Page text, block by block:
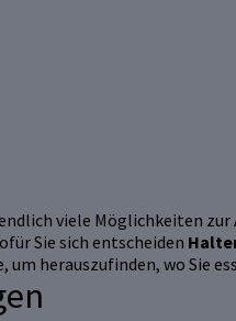
viele Möglichkeiten
Sie sich entscheiden
um herauszufinden, wo Sie